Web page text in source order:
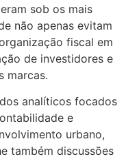
sob os mais
não apenas evitam
fiscal em
de investidores e
marcas.
analíticos focados
e
urbano,
também discussões